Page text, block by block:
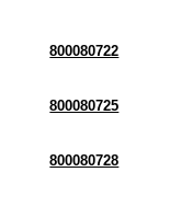
800080722
800080725
800080728